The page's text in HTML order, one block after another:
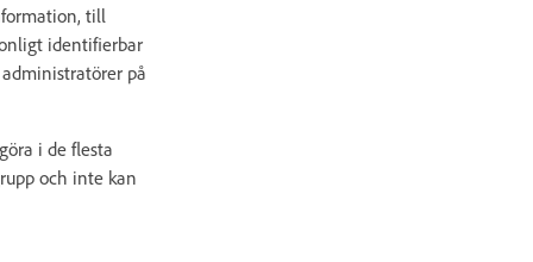
till
identifierbar
på
i de flesta
och inte kan